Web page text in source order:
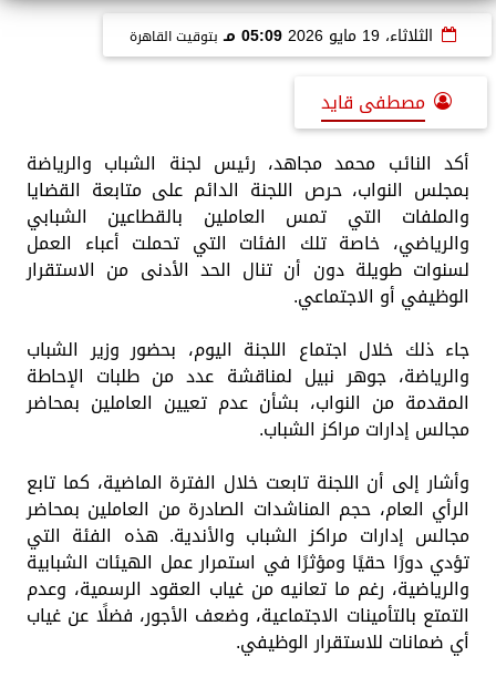
الثلاثاء، 19 مايو 2026 05:09 مـ بتوقيت القاهرة
مصطفى قايد
أكد النائب محمد مجاهد، رئيس لجنة الشباب والرياضة
بمجلس النواب، حرص اللجنة الدائم على متابعة القضايا
والملفات التي تمس العاملين بالقطاعين الشبابي
والرياضي، خاصة تلك الفئات التي تحملت أعباء العمل
لسنوات طويلة دون أن تنال الحد الأدنى من الاستقرار
الوظيفي أو الاجتماعي.
جاء ذلك خلال اجتماع اللجنة اليوم، بحضور وزير الشباب
والرياضة، جوهر نبيل لمناقشة عدد من طلبات الإحاطة
المقدمة من النواب، بشأن عدم تعيين العاملين بمحاضر
مجالس إدارات مراكز الشباب.
وأشار إلى أن اللجنة تابعت خلال الفترة الماضية، كما تابع
الرأي العام، حجم المناشدات الصادرة من العاملين بمحاضر
مجالس إدارات مراكز الشباب والأندية. هذه الفئة التي
تؤدي دورًا حقيًا ومؤثرًا في استمرار عمل الهيئات الشبابية
والرياضية، رغم ما تعانيه من غياب العقود الرسمية، وعدم
التمتع بالتأمينات الاجتماعية، وضعف الأجور، فضلًا عن غياب
أي ضمانات للاستقرار الوظيفي.